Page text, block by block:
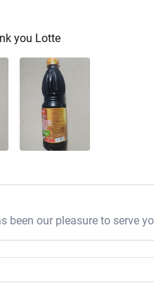
you Lotte
been our pleasure to serve